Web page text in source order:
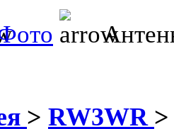
> RW3WR